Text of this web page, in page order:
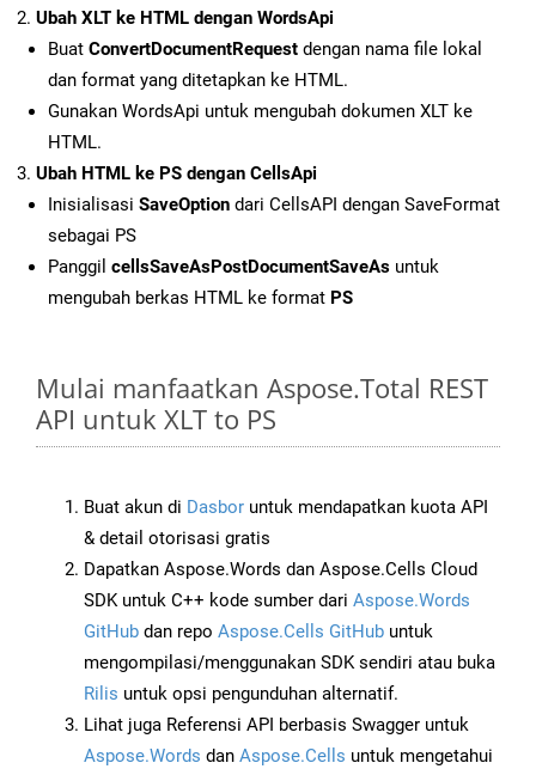
Ubah XLT ke HTML dengan WordsApi
Buat ConvertDocumentRequest dengan nama file lokal
dan format yang ditetapkan ke HTML.
Gunakan WordsApi untuk mengubah dokumen XLT ke
HTML.
Ubah HTML ke PS dengan CellsApi
Inisialisasi SaveOption dari CellsAPI dengan SaveFormat
sebagai PS
Panggil cellsSaveAsPostDocumentSaveAs untuk
mengubah berkas HTML ke format PS
Mulai manfaatkan Aspose.Total REST
API untuk XLT to PS
Buat akun di Dasbor untuk mendapatkan kuota API
& detail otorisasi gratis
Dapatkan Aspose.Words dan Aspose.Cells Cloud
SDK untuk C++ kode sumber dari Aspose.Words
GitHub dan repo Aspose.Cells GitHub untuk
mengompilasi/menggunakan SDK sendiri atau buka
Rilis untuk opsi pengunduhan alternatif.
Lihat juga Referensi API berbasis Swagger untuk
Aspose.Words dan Aspose.Cells untuk mengetahui